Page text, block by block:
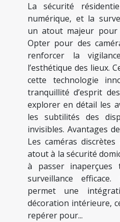
La sécurité
numérique, et la
un atout majeur pour
Opter pour des
renforcer la
l’esthétique des lieux.
cette technologie
tranquillité d’esprit
explorer en détail les
les subtilités des
invisibles. Avantages
Les caméras
atout à la sécurité
à passer
surveillance
permet une
décoration intérieure,
repérer pour...